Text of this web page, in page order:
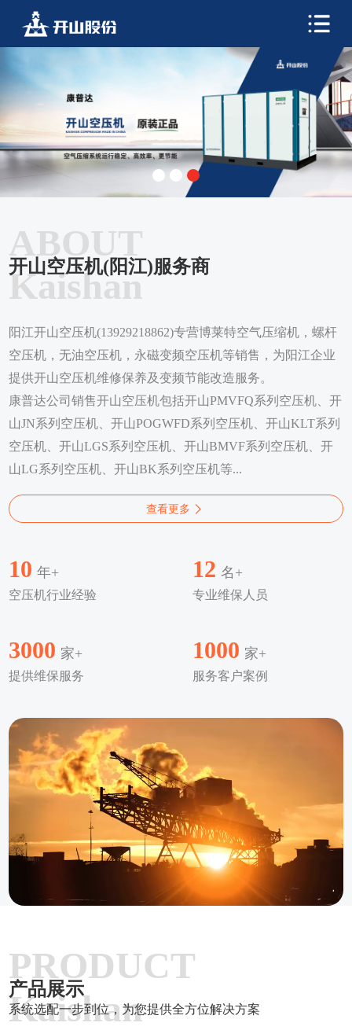
ABOUT
Kaishan
开山空压机(阳江)服务商
阳江开山空压机(13929218862)专营博莱特空气压缩机，螺杆
空压机，无油空压机，永磁变频空压机等销售，为阳江企业
提供开山空压机维修保养及变频节能改造服务。
康普达公司销售开山空压机包括开山PMVFQ系列空压机、开
山JN系列空压机、开山POGWFD系列空压机、开山KLT系列
空压机、开山LGS系列空压机、开山BMVF系列空压机、开
山LG系列空压机、开山BK系列空压机等...
查看更多
10 年+
空压机行业经验
12 名+
专业维保人员
3000 家+
提供维保服务
1000 家+
服务客户案例
PRODUCT
Kaishan
产品展示
系统选配一步到位，为您提供全方位解决方案